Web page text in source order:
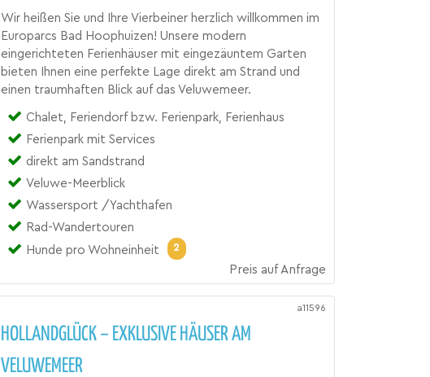
Wir heißen Sie und Ihre Vierbeiner herzlich willkommen im
Europarcs Bad Hoophuizen! Unsere modern
eingerichteten Ferienhäuser mit eingezäuntem Garten
bieten Ihnen eine perfekte Lage direkt am Strand und
einen traumhaften Blick auf das Veluwemeer.
Chalet, Feriendorf bzw. Ferienpark, Ferienhaus
Ferienpark mit Services
direkt am Sandstrand
Veluwe-Meerblick
Wassersport /Yachthafen
Rad-Wandertouren
Hunde pro Wohneinheit
2
Preis auf Anfrage
a11596
HOLLANDGLÜCK – EXKLUSIVE HÄUSER AM
VELUWEMEER